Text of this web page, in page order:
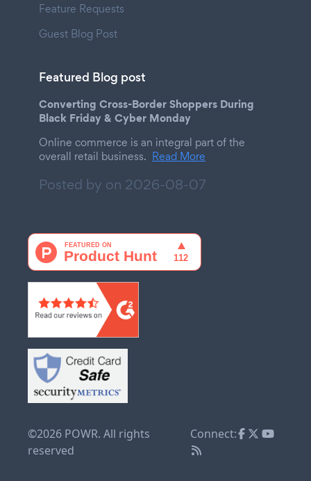
Feature Requests
Guest Blog Post
Featured Blog post
Converting Cross-Border Shoppers During
Black Friday & Cyber Monday
Online commerce is an integral part of the
overall retail business. Read More
Posted by on 2026-08-07
©2026 POWR. All rights
reserved
Connect: